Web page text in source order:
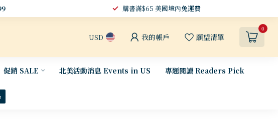
購書滿$65 美國境內免運費
USD 我的帳戶 願望清單
0
促銷 SALE 北美活動消息 Events in US 專題閱讀 Readers Pick